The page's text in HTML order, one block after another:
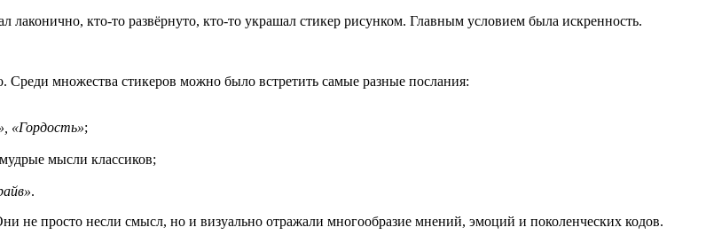
кто-то развёрнуто, кто-то украшал стикер рисунком. Главным условием была искренность.
Среди множества стикеров можно было встретить самые разные послания:
«Гордость»;
мысли классиков;
.
не просто несли смысл, но и визуально отражали многообразие мнений, эмоций и поколенческих кодов.